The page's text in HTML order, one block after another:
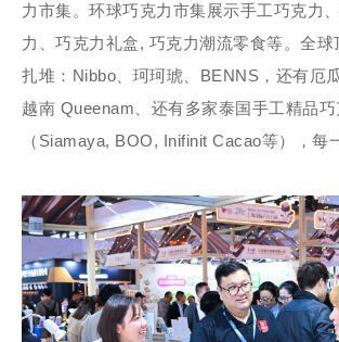
力市集。环球巧克力市集展示手工巧克力
力、巧克力礼盒, 巧克力潮流零食等。全球
扎堆：Nibbo、珂珂琥、BENNS，还有厄
越南 Queenam、还有多家泰国手工精品
（Siamaya, BOO, Inifinit Cacao等），每